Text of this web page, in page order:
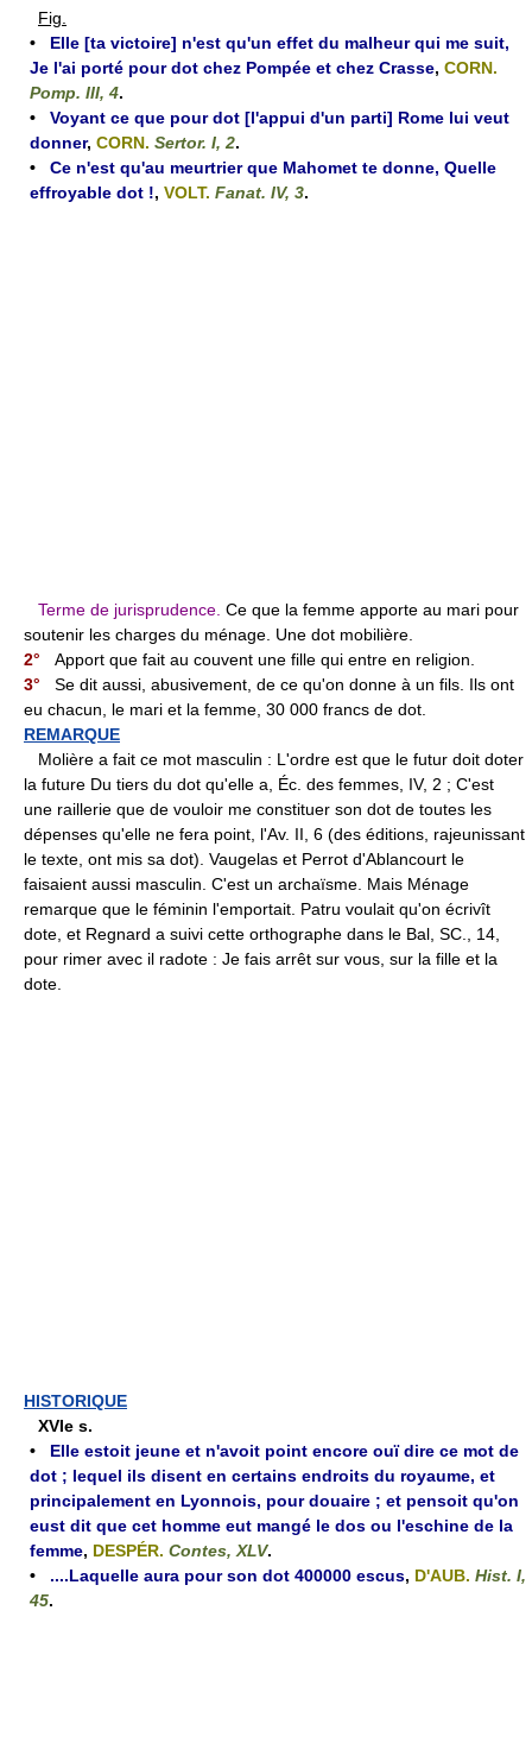
Fig.
• Elle [ta victoire] n'est qu'un effet du malheur qui me suit,
Je l'ai porté pour dot chez Pompée et chez Crasse, CORN.
Pomp. III, 4.
• Voyant ce que pour dot [l'appui d'un parti] Rome lui veut
donner, CORN. Sertor. I, 2.
• Ce n'est qu'au meurtrier que Mahomet te donne, Quelle
effroyable dot !, VOLT. Fanat. IV, 3.
Terme de jurisprudence. Ce que la femme apporte au mari pour
soutenir les charges du ménage. Une dot mobilière.
2° Apport que fait au couvent une fille qui entre en religion.
3° Se dit aussi, abusivement, de ce qu'on donne à un fils. Ils ont
eu chacun, le mari et la femme, 30 000 francs de dot.
REMARQUE
Molière a fait ce mot masculin : L'ordre est que le futur doit doter
la future Du tiers du dot qu'elle a, Éc. des femmes, IV, 2 ; C'est
une raillerie que de vouloir me constituer son dot de toutes les
dépenses qu'elle ne fera point, l'Av. II, 6 (des éditions, rajeunissant
le texte, ont mis sa dot). Vaugelas et Perrot d'Ablancourt le
faisaient aussi masculin. C'est un archaïsme. Mais Ménage
remarque que le féminin l'emportait. Patru voulait qu'on écrivît
dote, et Regnard a suivi cette orthographe dans le Bal, SC., 14,
pour rimer avec il radote : Je fais arrêt sur vous, sur la fille et la
dote.
HISTORIQUE
XVIe s.
• Elle estoit jeune et n'avoit point encore ouï dire ce mot de
dot ; lequel ils disent en certains endroits du royaume, et
principalement en Lyonnois, pour douaire ; et pensoit qu'on
eust dit que cet homme eut mangé le dos ou l'eschine de la
femme, DESPÉR. Contes, XLV.
• ....Laquelle aura pour son dot 400000 escus, D'AUB. Hist. I,
45.